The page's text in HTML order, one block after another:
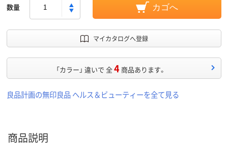
数量 カゴへ
マイカタログへ登録
「カラー」 違いで 全4 商品あります。
良品計画の無印良品 ヘルス＆ビューティーを全て見る
商品説明